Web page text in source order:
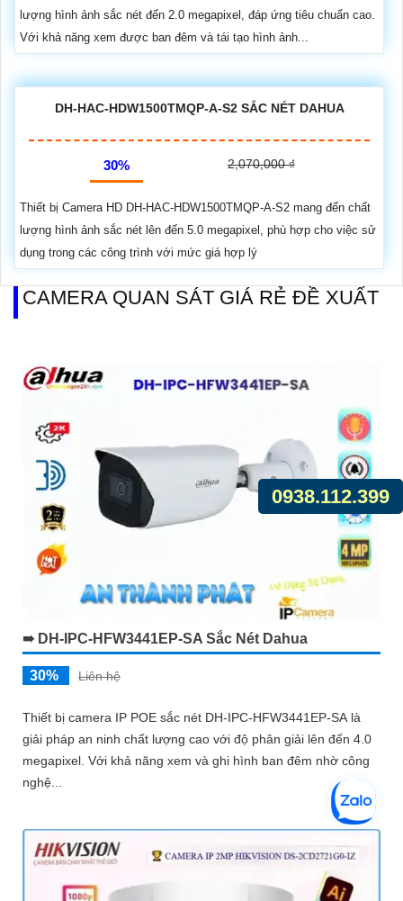
lượng hình ảnh sắc nét đến 2.0 megapixel, đáp ứng tiêu chuẩn cao.
Với khả năng xem được ban đêm và tái tạo hình ảnh...
DH-HAC-HDW1500TMQP-A-S2 SẮC NÉT DAHUA
30% 2,070,000 ₫
Thiết bị Camera HD DH-HAC-HDW1500TMQP-A-S2 mang đến chất
lượng hình ảnh sắc nét lên đến 5.0 megapixel, phù hợp cho việc sử
dụng trong các công trình với mức giá hợp lý
CAMERA QUAN SÁT GIÁ RẺ ĐỀ XUẤT
➠ DH-IPC-HFW3441EP-SA Sắc Nét Dahua
30% Liên hệ
Thiết bị camera IP POE sắc nét DH-IPC-HFW3441EP-SA là
giải pháp an ninh chất lượng cao với độ phân giải lên đến 4.0
megapixel. Với khả năng xem và ghi hình ban đêm nhờ công
nghệ...
0938.112.399